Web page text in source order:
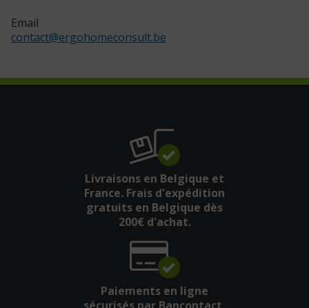
Email
contact@ergohomeconsult.be
Livraisons en Belgique et
France. Frais d'expédition
gratuits en Belgique dès
200€ d'achat.
Paiements en ligne